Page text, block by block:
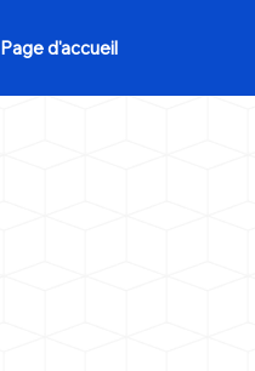
Page d'accueil